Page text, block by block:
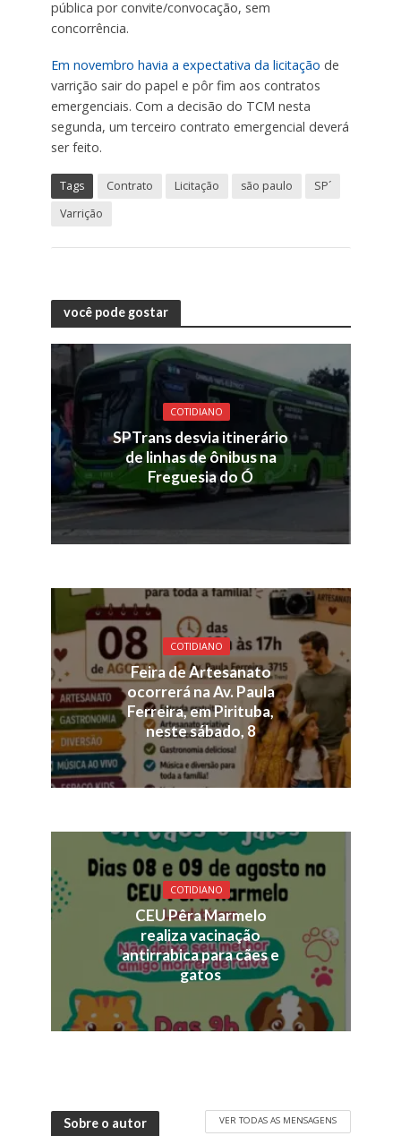
pública por convite/convocação, sem
concorrência.
Em novembro havia a expectativa da licitação de
varrição sair do papel e pôr fim aos contratos
emergenciais. Com a decisão do TCM nesta
segunda, um terceiro contrato emergencial deverá
ser feito.
Tags Contrato Licitação são paulo
SP´
Varrição
você pode gostar
COTIDIANO
SPTrans desvia itinerário
de linhas de ônibus na
Freguesia do Ó
COTIDIANO
Feira de Artesanato
ocorrerá na Av. Paula
Ferreira, em Pirituba,
neste sábado, 8
COTIDIANO
CEU Pêra Marmelo
realiza vacinação
antirrabica para cães e
gatos
Sobre o autor VER TODAS AS MENSAGENS